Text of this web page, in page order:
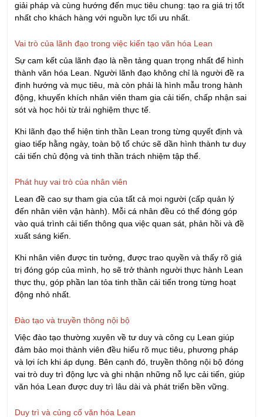
giải pháp và cùng hướng đến mục tiêu chung: tạo ra giá trị tốt
nhất cho khách hàng với nguồn lực tối ưu nhất.
Vai trò của lãnh đạo trong việc kiến tạo văn hóa Lean
Sự cam kết của lãnh đạo là nền tảng quan trọng nhất để hình
thành văn hóa Lean. Người lãnh đạo không chỉ là người đề ra
định hướng và mục tiêu, mà còn phải là hình mẫu trong hành
động, khuyến khích nhân viên tham gia cải tiến, chấp nhận sai
sót và học hỏi từ trải nghiệm thực tế.
Khi lãnh đạo thể hiện tinh thần Lean trong từng quyết định và
giao tiếp hằng ngày, toàn bộ tổ chức sẽ dần hình thành tư duy
cải tiến chủ động và tinh thần trách nhiệm tập thể.
Phát huy vai trò của nhân viên
Lean đề cao sự tham gia của tất cả mọi người (cấp quản lý
đến nhân viên vận hành). Mỗi cá nhân đều có thể đóng góp
vào quá trình cải tiến thông qua việc quan sát, phản hồi và đề
xuất sáng kiến.
Khi nhân viên được tin tưởng, được trao quyền và thấy rõ giá
trị đóng góp của mình, họ sẽ trở thành người thực hành Lean
thực thụ, góp phần lan tỏa tinh thần cải tiến trong từng hoạt
động nhỏ nhất.
Đào tạo và truyền thông nội bộ
Việc đào tạo thường xuyên về tư duy và công cụ Lean giúp
đảm bảo mọi thành viên đều hiểu rõ mục tiêu, phương pháp
và lợi ích khi áp dụng. Bên cạnh đó, truyền thông nội bộ đóng
vai trò duy trì động lực và ghi nhận những nỗ lực cải tiến, giúp
văn hóa Lean được duy trì lâu dài và phát triển bền vững.
Duy trì và củng cố văn hóa Lean